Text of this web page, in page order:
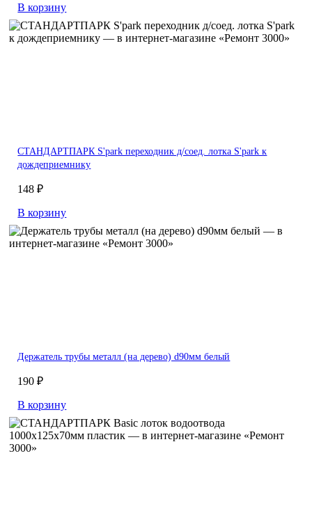
В корзину
СТАНДАРТПАРК S'park переходник д/соед. лотка S'park к
дождеприемнику
148 ₽
В корзину
Держатель трубы металл (на дерево) d90мм белый
190 ₽
В корзину